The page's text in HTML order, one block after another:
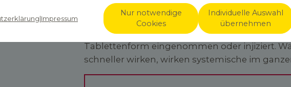
werden Antihistaminika in topische und
gehören alle Medikamente, die lokal
Augentropfen oder Salben. Systemische
Tablettenform eingenommen oder injiziert.
schneller wirken, wirken systemische im
|Impressum
Nur notwendige
Cookies
Individuelle Auswahl
übernehmen